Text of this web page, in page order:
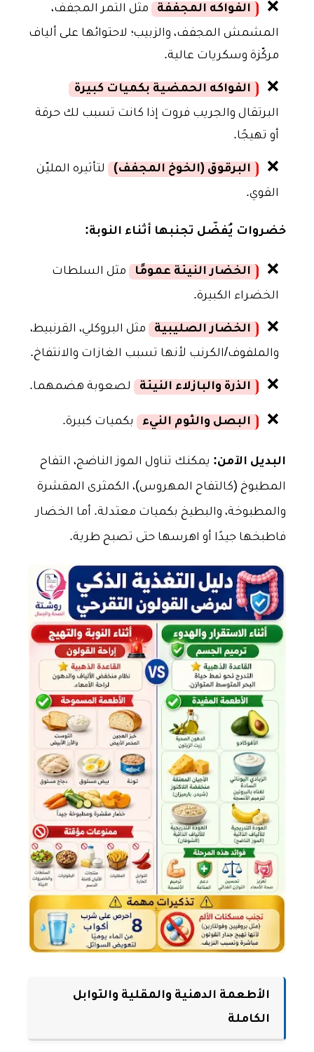
❌ الفواكه المجففة
مثل التمر المجفف،
المشمش المجفف، والزبيب؛ لاحتوائها على ألياف
مركّزة وسكريات عالية.
❌
الفواكه الحمضية بكميات كبيرة
البرتقال والجريب فروت إذا كانت تسبب لك حرقة
أو تهيجًا.
❌ البرقوق (الخوخ المجفف)
لتأثيره المليّن
القوي.
خضروات يُفضّل تجنبها أثناء النوبة:
❌ الخضار النيئة عمومًا
مثل السلطات
الخضراء الكبيرة.
❌ الخضار الصليبية
مثل البروكلي، القرنبيط،
والملفوف/الكرنب لأنها تسبب الغازات والانتفاخ.
❌ الذرة والبازلاء النيئة لصعوبة هضمهما.
❌ البصل والثوم النيء بكميات كبيرة.
البديل الآمن: يمكنك تناول الموز الناضج، التفاح
المطبوخ (كالتفاح المهروس)، الكمثرى المقشرة
والمطبوخة، والبطيخ بكميات معتدلة. أما الخضار
فاطبخها جيدًا أو اهرسها حتى تصبح طرية.
الأطعمة الدهنية والمقلية والتوابل
الكاملة